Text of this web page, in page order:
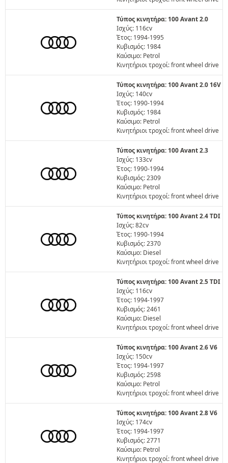
Τύπος κινητήρα: 100 Avant 2.0
Ισχύς: 116cv
Έτος: 1994-1995
Κυβισμός: 1984
Καύσιμο: Petrol
Κινητήριοι τροχοί: front wheel drive
Τύπος κινητήρα: 100 Avant 2.0 16V
Ισχύς: 140cv
Έτος: 1990-1994
Κυβισμός: 1984
Καύσιμο: Petrol
Κινητήριοι τροχοί: front wheel drive
Τύπος κινητήρα: 100 Avant 2.3
Ισχύς: 133cv
Έτος: 1990-1994
Κυβισμός: 2309
Καύσιμο: Petrol
Κινητήριοι τροχοί: front wheel drive
Τύπος κινητήρα: 100 Avant 2.4 TDI
Ισχύς: 82cv
Έτος: 1990-1994
Κυβισμός: 2370
Καύσιμο: Diesel
Κινητήριοι τροχοί: front wheel drive
Τύπος κινητήρα: 100 Avant 2.5 TDI
Ισχύς: 116cv
Έτος: 1994-1997
Κυβισμός: 2461
Καύσιμο: Diesel
Κινητήριοι τροχοί: front wheel drive
Τύπος κινητήρα: 100 Avant 2.6 V6
Ισχύς: 150cv
Έτος: 1994-1997
Κυβισμός: 2598
Καύσιμο: Petrol
Κινητήριοι τροχοί: front wheel drive
Τύπος κινητήρα: 100 Avant 2.8 V6
Ισχύς: 174cv
Έτος: 1994-1997
Κυβισμός: 2771
Καύσιμο: Petrol
Κινητήριοι τροχοί: front wheel drive